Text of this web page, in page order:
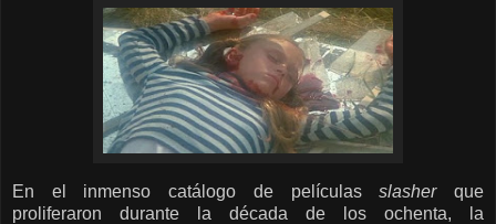
En el inmenso catálogo de películasslasherque
proliferaron durante la década de los ochenta, la